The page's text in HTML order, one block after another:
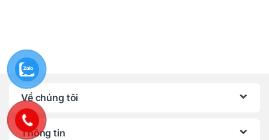
Về chúng tôi
Thông tin